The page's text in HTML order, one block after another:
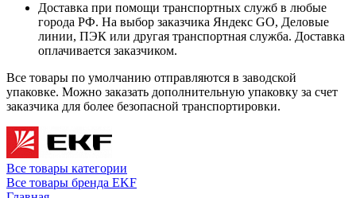
Доставка при помощи транспортных служб в любые
города РФ. На выбор заказчика Яндекс GO, Деловые
линии, ПЭК или другая транспортная служба. Доставка
оплачивается заказчиком.
Все товары по умолчанию отправляются в заводской
упаковке. Можно заказать дополнительную упаковку за счет
заказчика для более безопасной транспортировки.
Все товары категории
Все товары бренда EKF